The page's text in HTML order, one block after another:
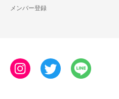
メンバー登録